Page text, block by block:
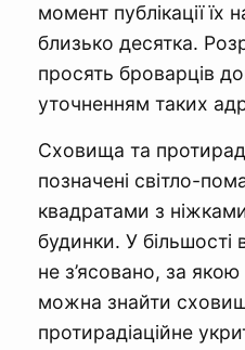
момент публікації їх
близько десятка.
просять броварців
уточненням таких
Сховища та
позначені світло-
квадратами з
будинки. У більшості
не з’ясовано, за
можна знайти
протирадіаційне